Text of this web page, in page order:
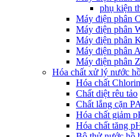
phụ kiện
Máy điện phân
Máy điện phân
Máy điện phân
Máy điện phân
Máy điện phân
Hóa chất xử lý nước
Hóa chất
Chất diệt rêu tảo
Chất lắng cặn
Hóa chất giảm
Hóa chất tăng